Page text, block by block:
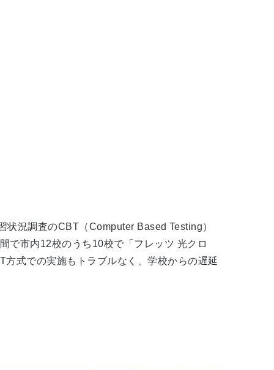
況調査のCBT（Computer Based Testing）
で市内12校のうち10校で「フレッツ 光クロ
式での実施もトラブルなく、学校からの遅延